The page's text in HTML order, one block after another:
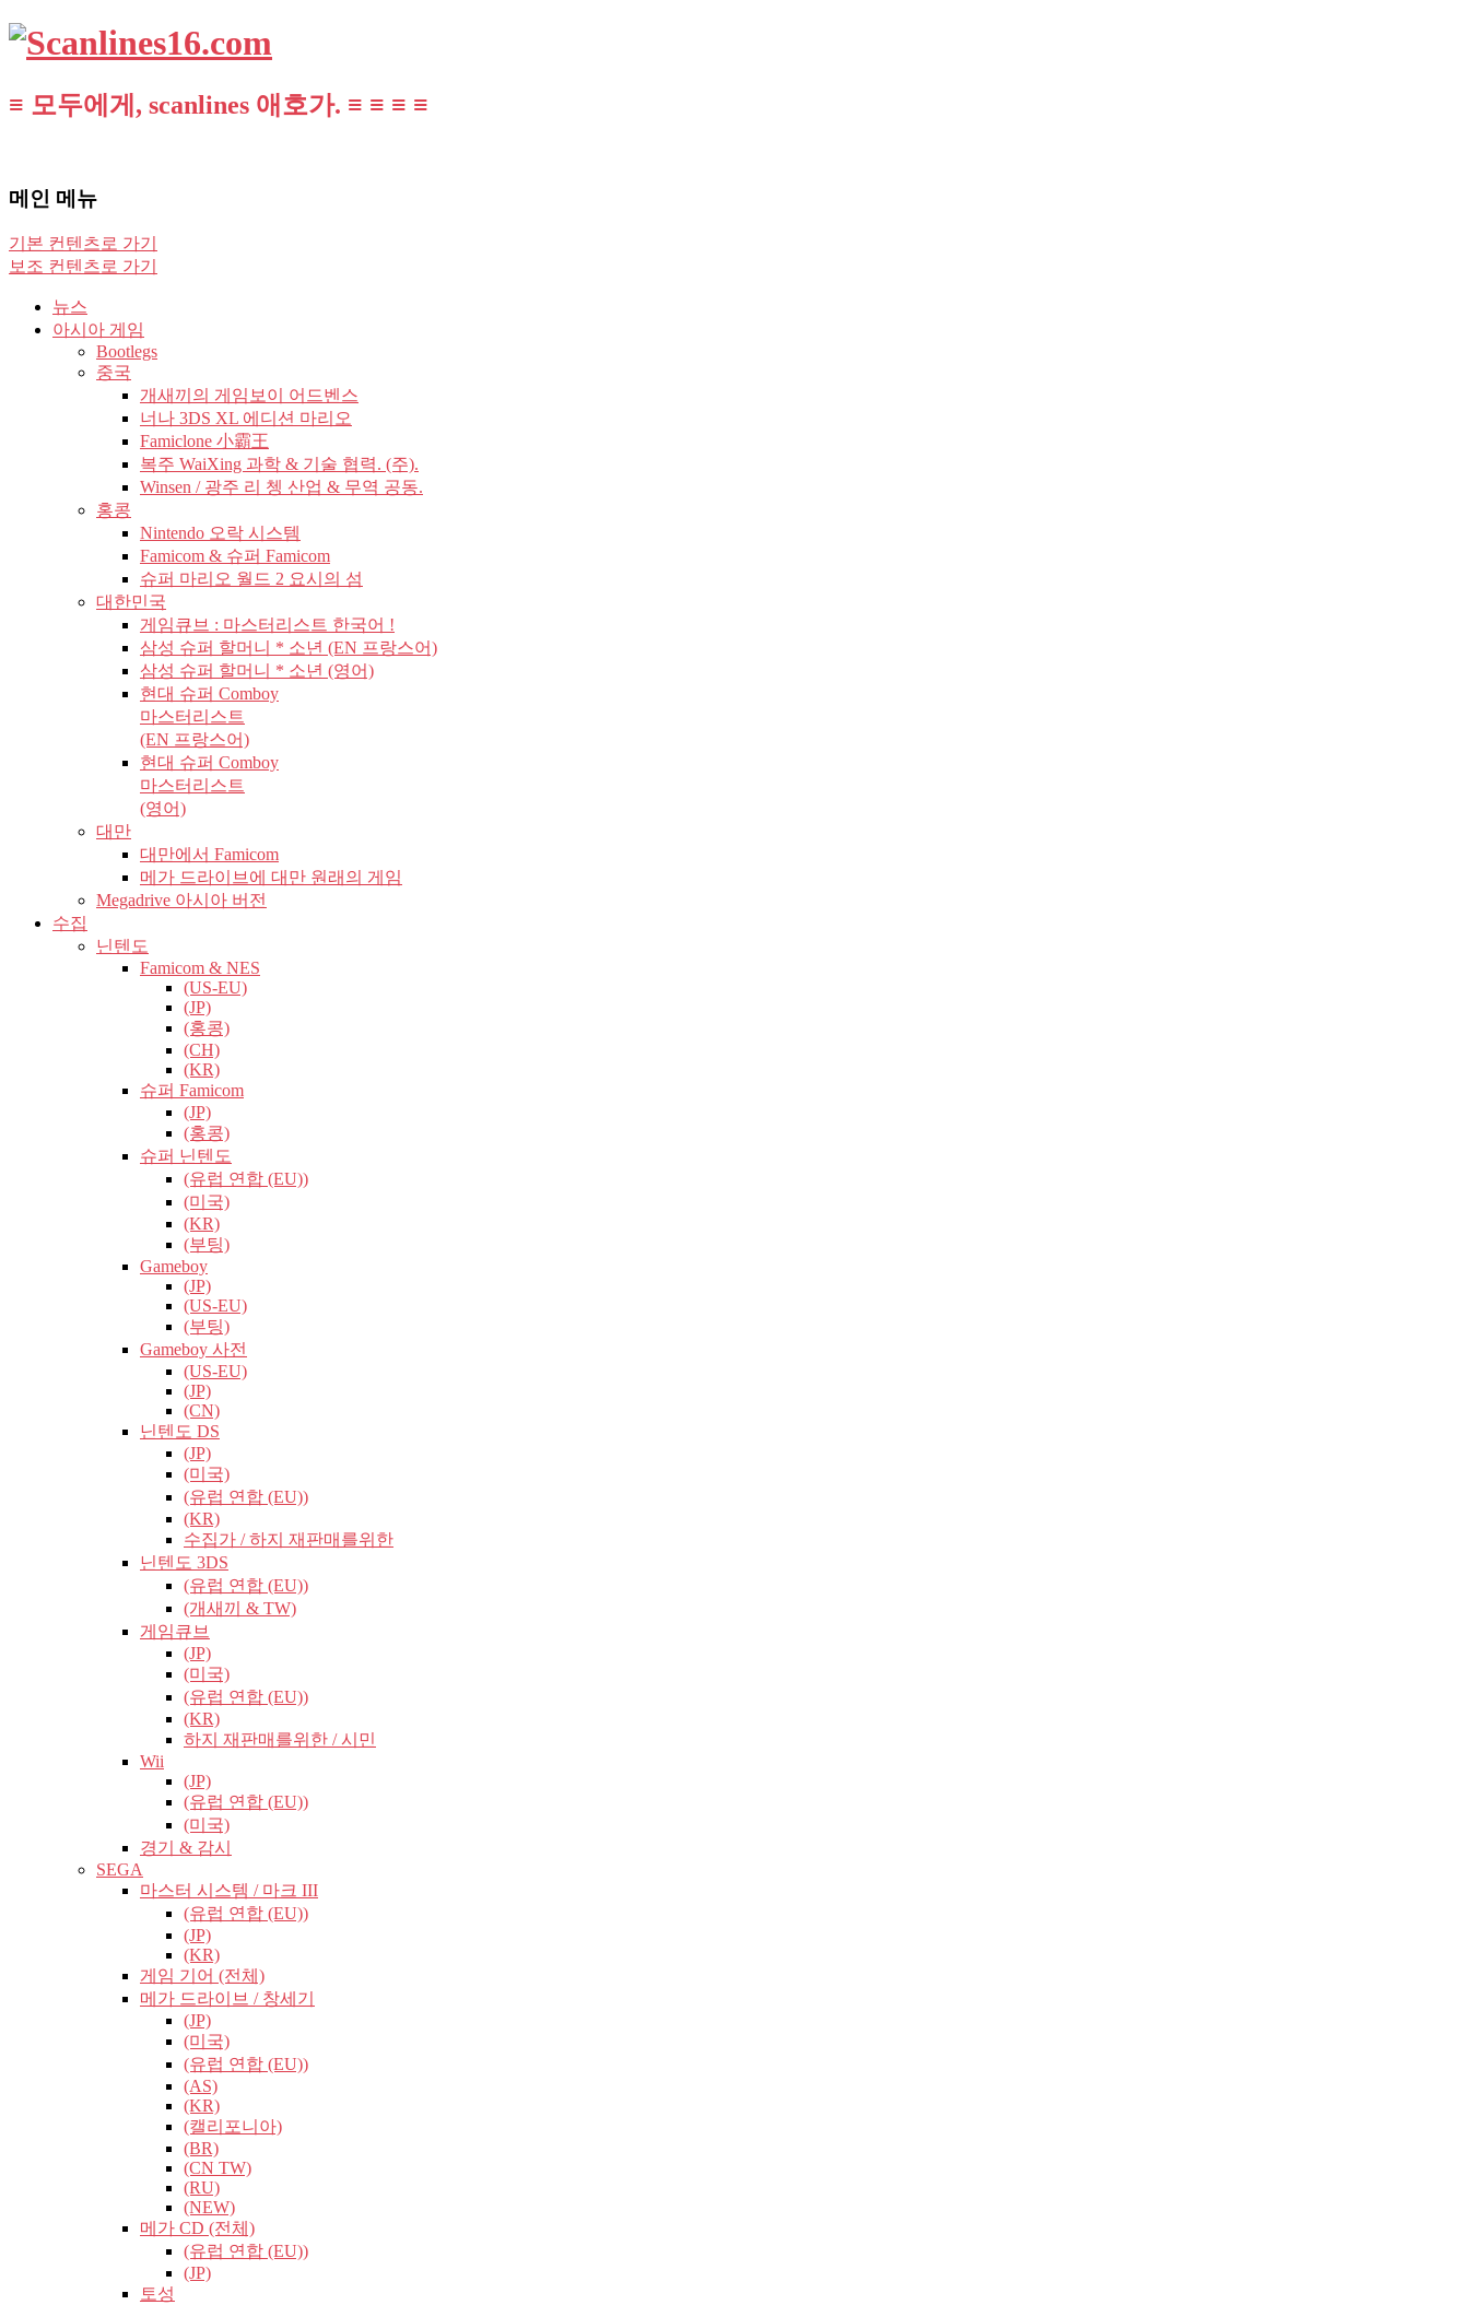
≡ 모두에게, scanlines 애호가. ≡ ≡ ≡ ≡
메인 메뉴
기본 컨텐츠로 가기
보조 컨텐츠로 가기
뉴스
아시아 게임
Bootlegs
중국
개새끼의 게임보이 어드벤스
너나 3DS XL 에디션 마리오
Famiclone 小霸王
복주 WaiXing 과학 & 기술 협력. (주).
Winsen / 광주 리 쳉 산업 & 무역 공동.
홍콩
Nintendo 오락 시스템
Famicom & 슈퍼 Famicom
슈퍼 마리오 월드 2 요시의 섬
대한민국
게임큐브 : 마스터리스트 한국어 !
삼성 슈퍼 할머니 * 소년 (EN 프랑스어)
삼성 슈퍼 할머니 * 소년 (영어)
현대 슈퍼 Comboy
마스터리스트
(EN 프랑스어)
현대 슈퍼 Comboy
마스터리스트
(영어)
대만
대만에서 Famicom
메가 드라이브에 대만 원래의 게임
Megadrive 아시아 버전
수집
닌텐도
Famicom & NES
(US-EU)
(JP)
(홍콩)
(CH)
(KR)
슈퍼 Famicom
(JP)
(홍콩)
슈퍼 닌텐도
(유럽​​ 연합 (EU))
(미국)
(KR)
(부팅)
Gameboy
(JP)
(US-EU)
(부팅)
Gameboy 사전
(US-EU)
(JP)
(CN)
닌텐도 DS
(JP)
(미국)
(유럽​​ 연합 (EU))
(KR)
수집가 / 하지 재판매를위한
닌텐도 3DS
(유럽​​ 연합 (EU))
(개새끼 & TW)
게임큐브
(JP)
(미국)
(유럽​​ 연합 (EU))
(KR)
하지 재판매를위한 / 시민
Wii
(JP)
(유럽​​ 연합 (EU))
(미국)
경기 & 감시
SEGA
마스터 시스템 / 마크 III
(유럽​​ 연합 (EU))
(JP)
(KR)
게임 기어 (전체)
메가 드라이브 / 창세기
(JP)
(미국)
(유럽​​ 연합 (EU))
(AS)
(KR)
(캘리포니아)
(BR)
(CN TW)
(RU)
(NEW)
메가 CD (전체)
(유럽​​ 연합 (EU))
(JP)
토성